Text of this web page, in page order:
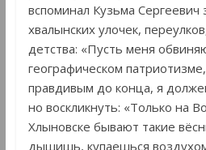
вспоминал Кузьма Сергеевич
хвалынских улочек,
детства: «Пусть меня
географическом
правдивым до конца, я
но воскликнуть: «Только на
Хлыновске бывают такие
дышишь, купаешься